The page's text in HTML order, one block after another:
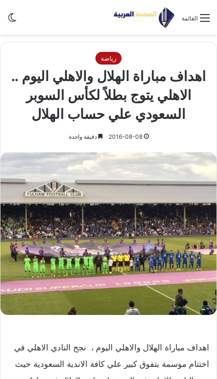
القائمة
رياضة
اهداف مباراة الهلال والاهلي اليوم ..
الاهلي يتوج بطلاً لكأس السوبر
السعودي علي حساب الهلال
2016-08-08 دقيقة واحدة
اهداف مباراة الهلال والاهلي اليوم ، نجح النادي الاهلي في
اختتام موسمة بتفوق كبير علي كافة الاندية السعودية حيث